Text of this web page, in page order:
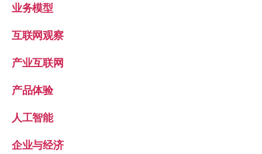
业务模型
互联网观察
产业互联网
产品体验
人工智能
企业与经济